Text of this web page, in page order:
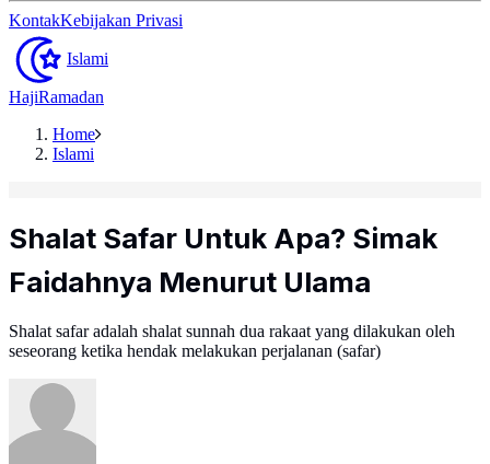
KontakKebijakan Privasi
Islami
HajiRamadan
Home
Islami
Shalat Safar Untuk Apa? Simak
Faidahnya Menurut Ulama
Shalat safar adalah shalat sunnah dua rakaat yang dilakukan oleh
seseorang ketika hendak melakukan perjalanan (safar)